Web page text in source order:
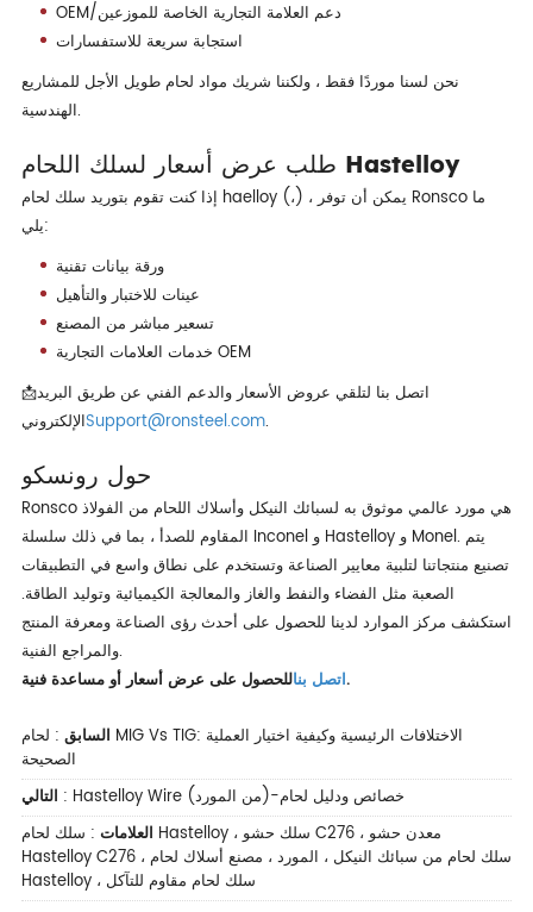
OEM/دعم العلامة التجارية الخاصة للموزعين
استجابة سريعة للاستفسارات
نحن لسنا موردًا فقط ، ولكننا شريك مواد لحام طويل الأجل للمشاريع
الهندسية.
طلب عرض أسعار لسلك اللحام Hastelloy
إذا كنت تقوم بتوريد سلك لحام haelloy (،) ، يمكن أن توفر Ronsco ما
يلي:
ورقة بيانات تقنية
عينات للاختبار والتأهيل
تسعير مباشر من المصنع
خدمات العلامات التجارية OEM
📩اتصل بنا لتلقي عروض الأسعار والدعم الفني عن طريق البريد
الإلكترونيSupport@ronsteel.com.
حول رونسكو
Ronsco هي مورد عالمي موثوق به لسبائك النيكل وأسلاك اللحام من الفولاذ
المقاوم للصدأ ، بما في ذلك سلسلة Inconel و Hastelloy و Monel. يتم
تصنيع منتجاتنا لتلبية معايير الصناعة وتستخدم على نطاق واسع في التطبيقات
الصعبة مثل الفضاء والنفط والغاز والمعالجة الكيميائية وتوليد الطاقة.
استكشف مركز الموارد لدينا للحصول على أحدث رؤى الصناعة ومعرفة المنتج
والمراجع الفنية.
اتصل بناللحصول على عرض أسعار أو مساعدة فنية.
السابق : لحام MIG Vs TIG: الاختلافات الرئيسية وكيفية اختيار العملية
الصحيحة
التالي :
Hastelloy Wire (من المورد)-خصائص ودليل لحام
العلامات : سلك لحام Hastelloy ، سلك حشو C276 ، معدن حشو
Hastelloy C276 ، سلك لحام من سبائك النيكل ، المورد ، مصنع أسلاك لحام
Hastelloy ، سلك لحام مقاوم للتآكل